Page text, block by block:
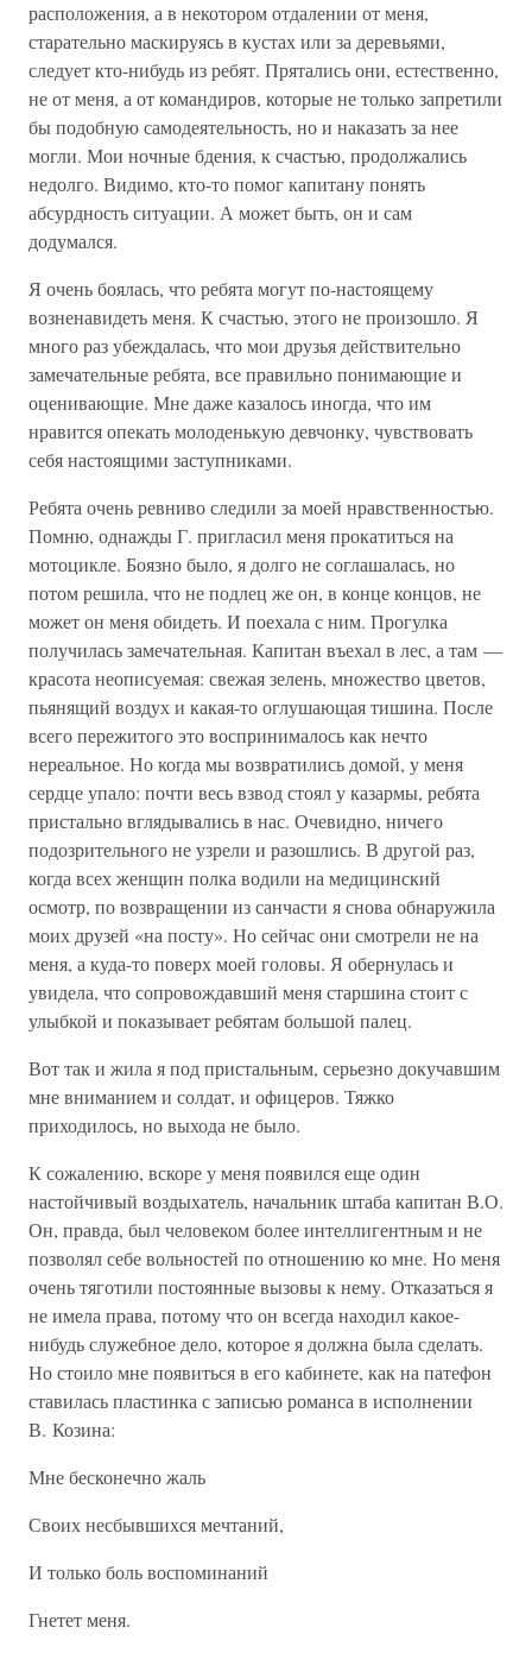
расположения, а в некотором отдалении от меня,
старательно маскируясь в кустах или за деревьями,
следует кто-нибудь из ребят. Прятались они, естественно,
не от меня, а от командиров, которые не только запретили
бы подобную самодеятельность, но и наказать за нее
могли. Мои ночные бдения, к счастью, продолжались
недолго. Видимо, кто-то помог капитану понять
абсурдность ситуации. А может быть, он и сам
додумался.
Я очень боялась, что ребята могут по-настоящему
возненавидеть меня. К счастью, этого не произошло. Я
много раз убеждалась, что мои друзья действительно
замечательные ребята, все правильно понимающие и
оценивающие. Мне даже казалось иногда, что им
нравится опекать молоденькую девчонку, чувствовать
себя настоящими заступниками.
Ребята очень ревниво следили за моей нравственностью.
Помню, однажды Г. пригласил меня прокатиться на
мотоцикле. Боязно было, я долго не соглашалась, но
потом решила, что не подлец же он, в конце концов, не
может он меня обидеть. И поехала с ним. Прогулка
получилась замечательная. Капитан въехал в лес, а там —
красота неописуемая: свежая зелень, множество цветов,
пьянящий воздух и какая-то оглушающая тишина. После
всего пережитого это воспринималось как нечто
нереальное. Но когда мы возвратились домой, у меня
сердце упало: почти весь взвод стоял у казармы, ребята
пристально вглядывались в нас. Очевидно, ничего
подозрительного не узрели и разошлись. В другой раз,
когда всех женщин полка водили на медицинский
осмотр, по возвращении из санчасти я снова обнаружила
моих друзей «на посту». Но сейчас они смотрели не на
меня, а куда-то поверх моей головы. Я обернулась и
увидела, что сопровождавший меня старшина стоит с
улыбкой и показывает ребятам большой палец.
Вот так и жила я под пристальным, серьезно докучавшим
мне вниманием и солдат, и офицеров. Тяжко
приходилось, но выхода не было.
К сожалению, вскоре у меня появился еще один
настойчивый воздыхатель, начальник штаба капитан В.О.
Он, правда, был человеком более интеллигентным и не
позволял себе вольностей по отношению ко мне. Но меня
очень тяготили постоянные вызовы к нему. Отказаться я
не имела права, потому что он всегда находил какое-
нибудь служебное дело, которое я должна была сделать.
Но стоило мне появиться в его кабинете, как на патефон
ставилась пластинка с записью романса в исполнении
В. Козина:
Мне бесконечно жаль
Своих несбывшихся мечтаний,
И только боль воспоминаний
Гнетет меня.